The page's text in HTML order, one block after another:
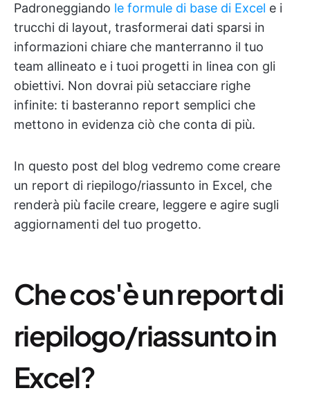
Padroneggiando le formule di base di Excel e i
trucchi di layout, trasformerai dati sparsi in
informazioni chiare che manterranno il tuo
team allineato e i tuoi progetti in linea con gli
obiettivi. Non dovrai più setacciare righe
infinite: ti basteranno report semplici che
mettono in evidenza ciò che conta di più.
In questo post del blog vedremo come creare
un report di riepilogo/riassunto in Excel, che
renderà più facile creare, leggere e agire sugli
aggiornamenti del tuo progetto.
Che cos'è un report di
riepilogo/riassunto in
Excel?